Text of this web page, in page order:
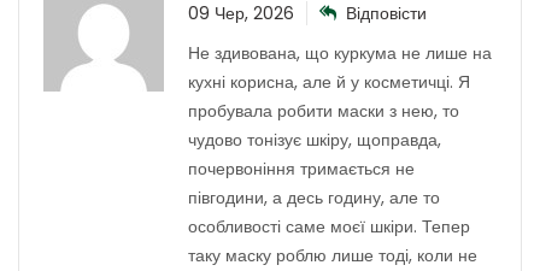
09 Чер, 2026
Відповісти
Не здивована, що куркума не лише на
кухні корисна, але й у косметичці. Я
пробувала робити маски з нею, то
чудово тонізує шкіру, щоправда,
почервоніння тримається не
півгодини, а десь годину, але то
особливості саме моєї шкіри. Тепер
таку маску роблю лише тоді, коли не